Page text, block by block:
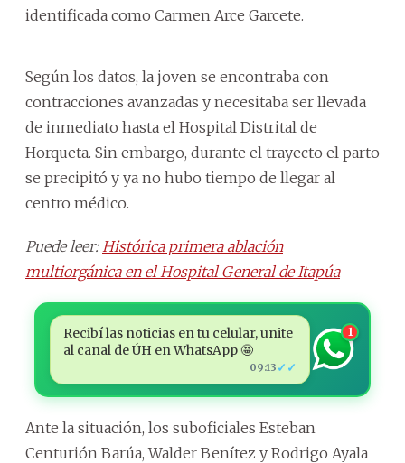
identificada como Carmen Arce Garcete.
Según los datos, la joven se encontraba con
contracciones avanzadas y necesitaba ser llevada
de inmediato hasta el Hospital Distrital de
Horqueta. Sin embargo, durante el trayecto el parto
se precipitó y ya no hubo tiempo de llegar al
centro médico.
Puede leer: Histórica primera ablación
multiorgánica en el Hospital General de Itapúa
Recibí las noticias en tu celular, unite
al canal de ÚH en WhatsApp 🤩
09:13 ✓✓
1
Ante la situación, los suboficiales Esteban
Centurión Barúa, Walder Benítez y Rodrigo Ayala